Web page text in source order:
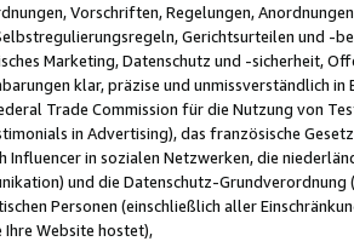
Vorschriften, Regelungen,
Gerichtsurteilen und -
Marketing, Datenschutz und -sicherheit,
klar, präzise und unmissverständlich
Trade Commission für die Nutzung von
in Advertising), das französische
Influencer in sozialen Netzwerken, die
und die Datenschutz-
Personen (einschließlich aller
Website hostet),